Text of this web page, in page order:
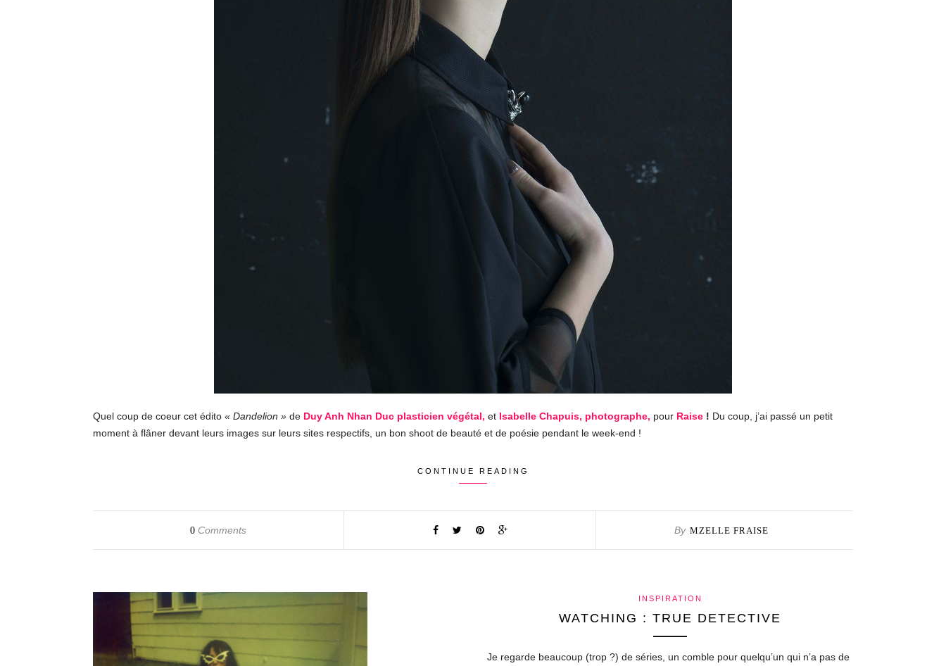
Quel coup de coeur cet édito « Dandelion » de Duy Anh Nhan Duc plasticien végétal, et Isabelle Chapuis, photographe, pour Raise ! Du coup, j’ai passé un petit
moment à flâner devant leurs images sur leurs sites respectifs, un bon shoot de beauté et de poésie pendant le week-end !
CONTINUE READING
0 Comments By MZELLE FRAISE
INSPIRATION
WATCHING : TRUE DETECTIVE
Je regarde beaucoup (trop ?) de séries, un comble pour quelqu’un qui n’a pas de